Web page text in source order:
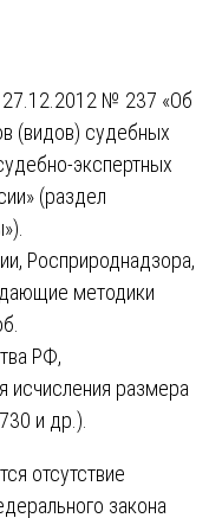
№ 237 «Об
(видов) судебных
экспертных
(раздел
Росприроднадзора,
методики
РФ,
исчисления размера
и др.).
отсутствие
закона